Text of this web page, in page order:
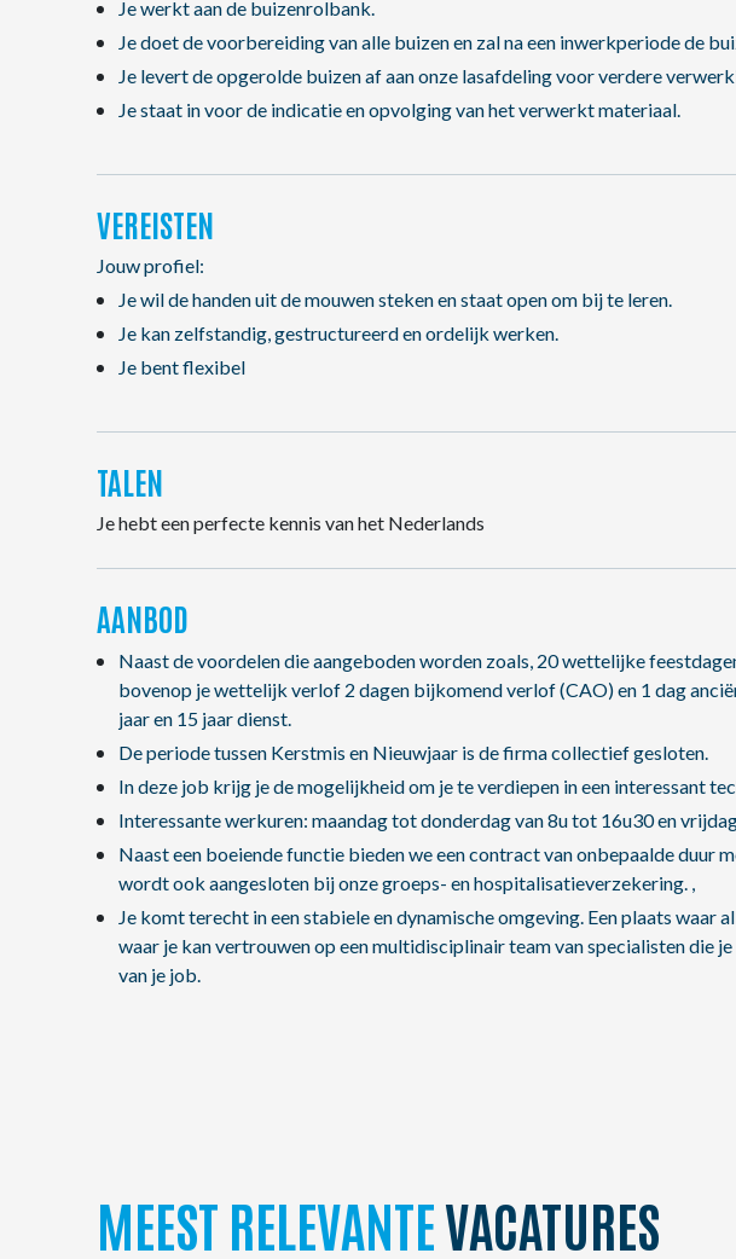
Je werkt aan de buizenrolbank.
Je doet de voorbereiding van alle buizen en zal na een inwerkperiode de
Je levert de opgerolde buizen af aan onze lasafdeling voor verdere
Je staat in voor de indicatie en opvolging van het verwerkt materiaal.
VEREISTEN
Jouw profiel:
Je wil de handen uit de mouwen steken en staat open om bij te leren.
Je kan zelfstandig, gestructureerd en ordelijk werken.
Je bent flexibel
TALEN
Je hebt een perfecte kennis van het Nederlands
AANBOD
Naast de voordelen die aangeboden worden zoals, 20 wettelijke
bovenop je wettelijk verlof 2 dagen bijkomend verlof (CAO) en 1 dag
jaar en 15 jaar dienst.
De periode tussen Kerstmis en Nieuwjaar is de firma collectief gesloten.
In deze job krijg je de mogelijkheid om je te verdiepen in een interessant
Interessante werkuren: maandag tot donderdag van 8u tot 16u30 en
Naast een boeiende functie bieden we een contract van onbepaalde duur
wordt ook aangesloten bij onze groeps- en hospitalisatieverzekering. ,
Je komt terecht in een stabiele en dynamische omgeving. Een plaats waar
waar je kan vertrouwen op een multidisciplinair team van specialisten die
van je job.
MEEST RELEVANTEVACATURES